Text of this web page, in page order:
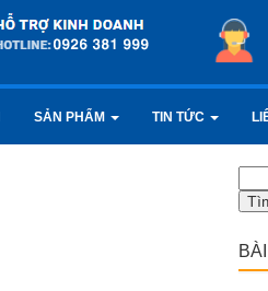
SẢN PHẨM TIN TỨC